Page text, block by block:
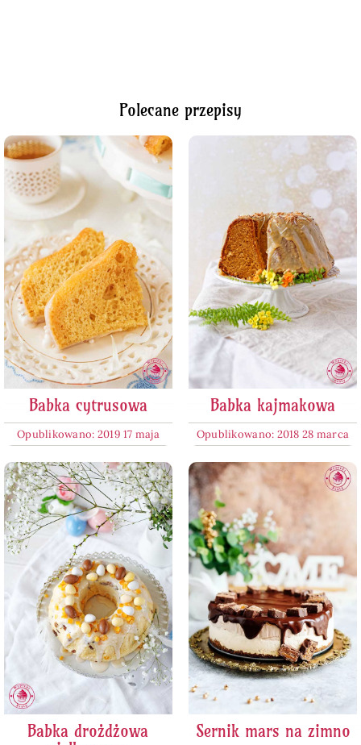
Polecane przepisy
Babka cytrusowa
Opublikowano: 2019 17 maja
Babka kajmakowa
Opublikowano: 2018 28 marca
Babka drożdżowa
Sernik mars na zimno